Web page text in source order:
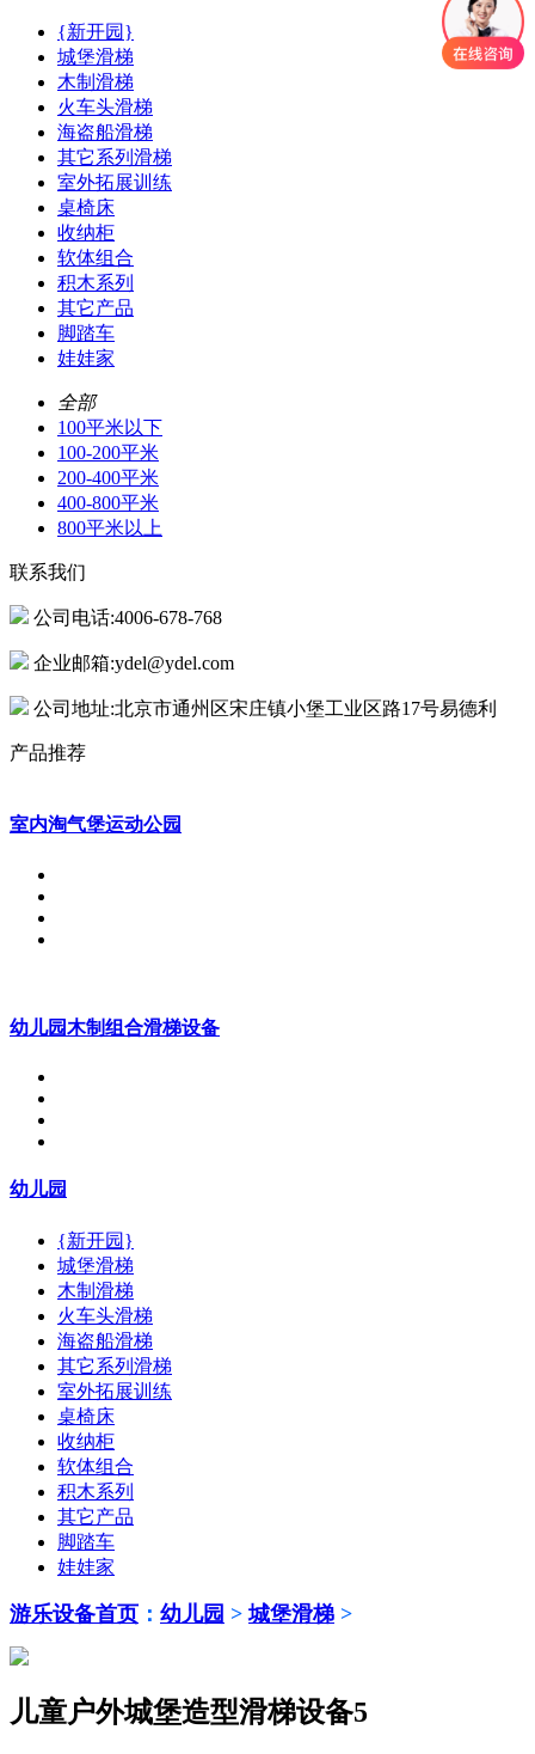
{新开园}
城堡滑梯
木制滑梯
火车头滑梯
海盗船滑梯
其它系列滑梯
室外拓展训练
桌椅床
收纳柜
软体组合
积木系列
其它产品
脚踏车
娃娃家
全部
100平米以下
100-200平米
200-400平米
400-800平米
800平米以上
联系我们
公司电话:4006-678-768
企业邮箱:ydel@ydel.com
公司地址:北京市通州区宋庄镇小堡工业区路17号易德利
产品推荐
室内淘气堡运动公园
幼儿园木制组合滑梯设备
幼儿园
{新开园}
城堡滑梯
木制滑梯
火车头滑梯
海盗船滑梯
其它系列滑梯
室外拓展训练
桌椅床
收纳柜
软体组合
积木系列
其它产品
脚踏车
娃娃家
游乐设备首页 ： 幼儿园 >城堡滑梯 >
儿童户外城堡造型滑梯设备5